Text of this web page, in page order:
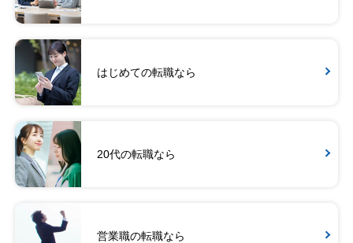
はじめての転職なら
20代の転職なら
営業職の転職なら